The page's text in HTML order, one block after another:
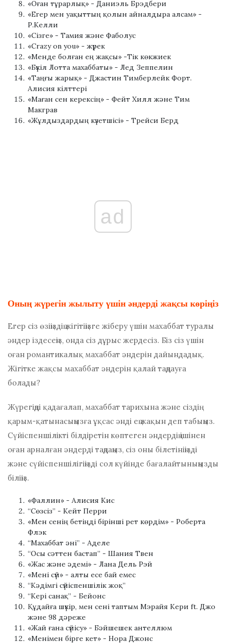
«Оған тұрарлық» - Даниэль Брэдбери
«Егер мен уақыттың қолын айналдыра алсам» -
Р.Келли
«Сізге» - Тамия және Фаболус
«Crazy on you» - жүрек
«Менде болған ең жақсы» -Тік көкжиек
«Бүкіл Лотта махаббаты» - Лед Зеппелин
«Таңғы жарық» - Джастин Тимберлейк Форт.
Алисия кілттері
«Маған сен керексің» - Фейт Хилл және Тим
Макграв
«Жұлдыздардың күзетшісі» - Трейси Берд
ad
Оның жүрегін жылыту үшін әндерді жақсы көріңіз
Егер сіз өзіңіздің жігітіңізге жіберу үшін махаббат туралы
әндер іздесеңіз, онда сіз дұрыс жердесіз. Біз сіз үшін
оған романтикалық махаббат әндерін дайындадық.
Жігітке жақсы махаббат әндерін қалай таңдауға
болады?
Жүрегіңді қадағалап, махаббат тарихына және сіздің
қарым-қатынасыңызға ұқсас әнді ең жақын деп табыңыз.
Сүйіспеншілікті білдіретін көптеген әндердің ішінен
оған арналған әндерді таңдаңыз, сіз оны білетініңізді
және сүйіспеншілігіңізді сол күйінде бағалайтыныңызды
біліңіз.
«Фаллин» - Алисия Кис
“Сөзсіз” - Кейт Перри
«Мен сенің бетіңді бірінші рет көрдім» - Роберта
Флэк
“Махаббат әні” - Аделе
“Осы сәттен бастап” - Шания Твен
«Жас және әдемі» - Лана Дель Рэй
«Мені сүй» - алты есе бай емес
“Кәдімгі сүйіспеншілік жоқ”
“Кері санақ” - Бейонс
Құдайға шүкір, мен сені таптым Мэрайя Кери ft. Джо
және 98 дәреже
«Жай ғана сүйісу» - Бәйшешек антеллюм
«Менімен бірге кет» - Нора Джонс